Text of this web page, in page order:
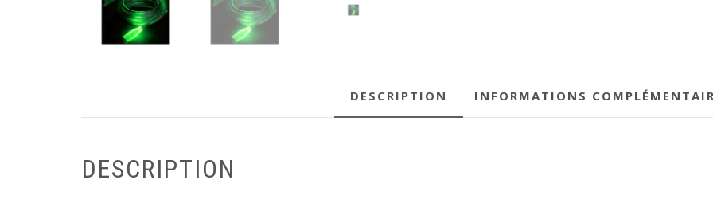
DESCRIPTION INFORMATIONS
DESCRIPTION